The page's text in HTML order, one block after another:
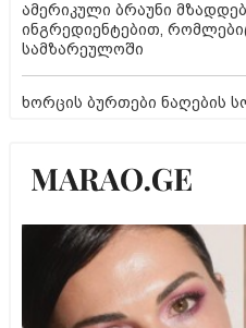
ამერიკული ბრაუნი
ინგრედიენტებით,
სამზარეულოში
ხორცის ბურთები ნაღების